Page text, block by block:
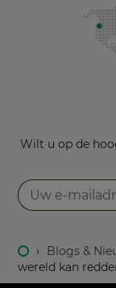
Wilt u op de
› Blogs &
wereld kan